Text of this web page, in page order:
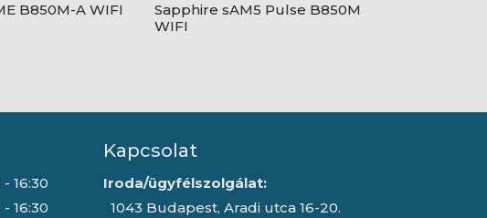
B850M-A WIFI
Sapphire sAM5 Pulse B850M
WIFI
16:30
16:30
Kapcsolat
Iroda/ügyfélszolgálat:
1043 Budapest, Aradi utca 16-20.